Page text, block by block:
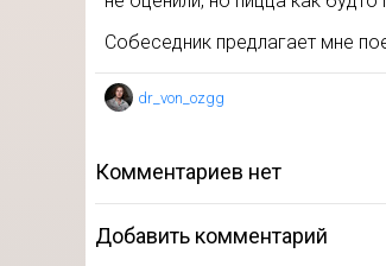
Собеседник предлагает мне
dr_von_ozgg
комментариев нет
Добавить комментарий